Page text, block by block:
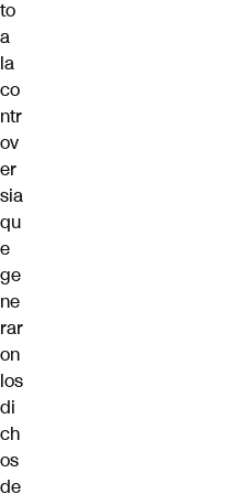
to
a
la
co
ntr
ov
er
sia
qu
e
ge
ne
rar
on
los
di
ch
os
de